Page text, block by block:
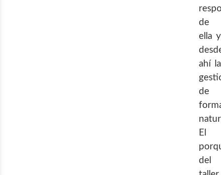
de
ella y
ahí la
de
El
del